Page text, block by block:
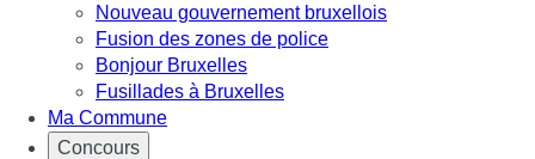
Nouveau gouvernement bruxellois
Fusion des zones de police
Bonjour Bruxelles
Fusillades à Bruxelles
Ma Commune
Concours